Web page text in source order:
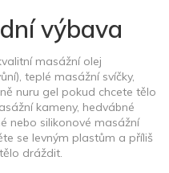
výbava
masážní olej
teplé masážní svíčky,
nuru gel pokud chcete tělo
kameny, hedvábné
nebo silikonové masážní
se levným plastům a příliš
dráždit.